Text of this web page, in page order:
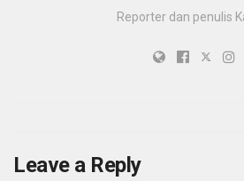
Reporter dan penulis
Leave a Reply